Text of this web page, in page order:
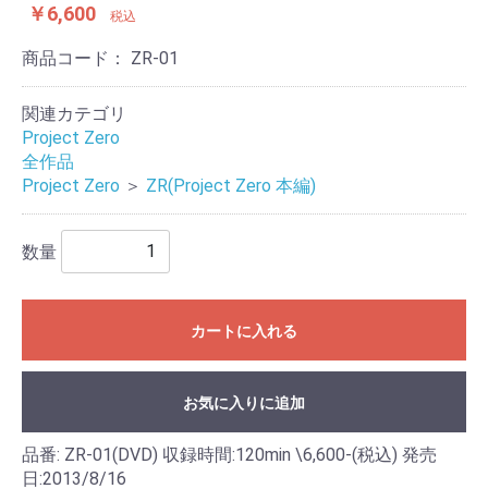
￥6,600 税込
商品コード： ZR-01
関連カテゴリ
Project Zero
全作品
Project Zero ＞ ZR(Project Zero 本編)
数量
カートに入れる
お気に入りに追加
品番: ZR-01(DVD) 収録時間:120min \6,600-(税込) 発売
日:2013/8/16